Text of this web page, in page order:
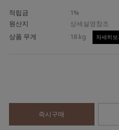
적립금
1%
원산지
상세설명참조
상품 무게
18 kg 자세히보
즉시구매